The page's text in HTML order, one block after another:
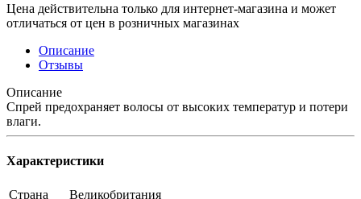
Цена действительна только для интернет-магазина и может
отличаться от цен в розничных магазинах
Описание
Отзывы
Описание
Спрей предохраняет волосы от высоких температур и потери
влаги.
Характеристики
Страна Великобритания